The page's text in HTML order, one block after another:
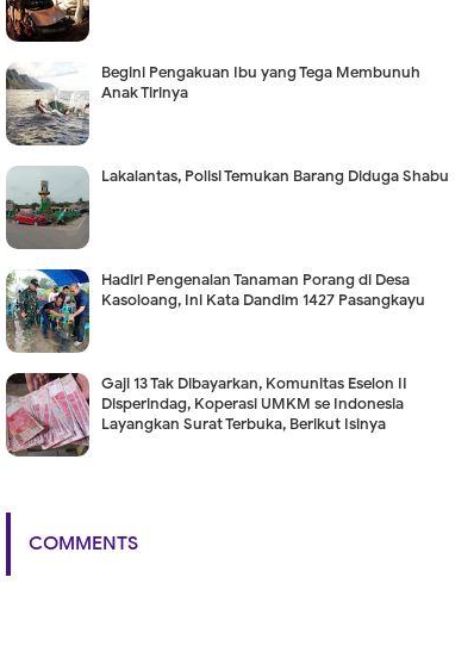
Begini Pengakuan Ibu yang Tega Membunuh
Anak Tirinya
Lakalantas, Polisi Temukan Barang Diduga Shabu
Hadiri Pengenalan Tanaman Porang di Desa
Kasoloang, Ini Kata Dandim 1427 Pasangkayu
Gaji 13 Tak Dibayarkan, Komunitas Eselon II
Disperindag, Koperasi UMKM se Indonesia
Layangkan Surat Terbuka, Berikut Isinya
COMMENTS